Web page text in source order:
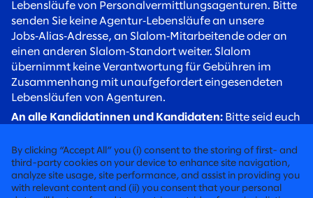
Lebensläufe von Personalvermittlungsagenturen. Bitte
senden Sie keine Agentur‑Lebensläufe an unsere
Jobs‑Alias‑Adresse, an Slalom‑Mitarbeitende oder an
einen anderen Slalom‑Standort weiter. Slalom
übernimmt keine Verantwortung für Gebühren im
Zusammenhang mit unaufgefordert eingesendeten
Lebensläufen von Agenturen.
An alle Kandidatinnen und Kandidaten: Bitte seid euch
Recruiter werden euch stets über eine
@slalom.com‑E‑Mail‑Adresse kontaktieren, und wir
erheben niemals Gebühren von Kandidaten im Rahmen
unseres Einstellungsverfahrens.
By clicking “Accept All” you (i) consent to the storing of first- and
third-party cookies on your device to enhance site navigation,
analyze site usage, site performance, and assist in providing you
with relevant content and (ii) you consent that your personal